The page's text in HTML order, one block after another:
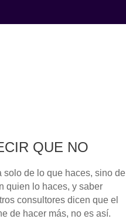
QUE NO
solo de lo que haces, sino de
quien lo haces, y saber
consultores dicen que el
de hacer más, no es así.